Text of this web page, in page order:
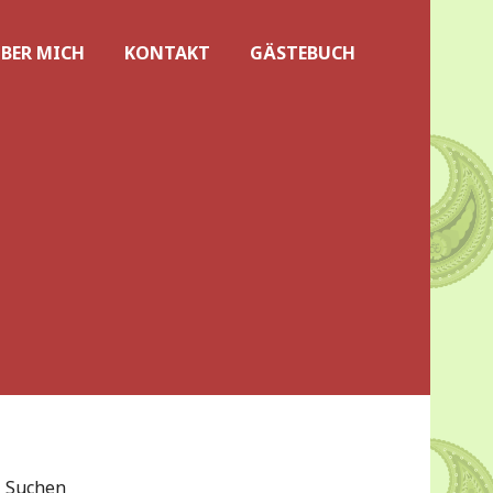
MICH KONTAKT GÄSTEBUCH
Suchen